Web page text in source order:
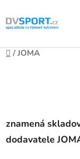
Přejít
na
Domů
/ JOMA
znamená
dodavatele